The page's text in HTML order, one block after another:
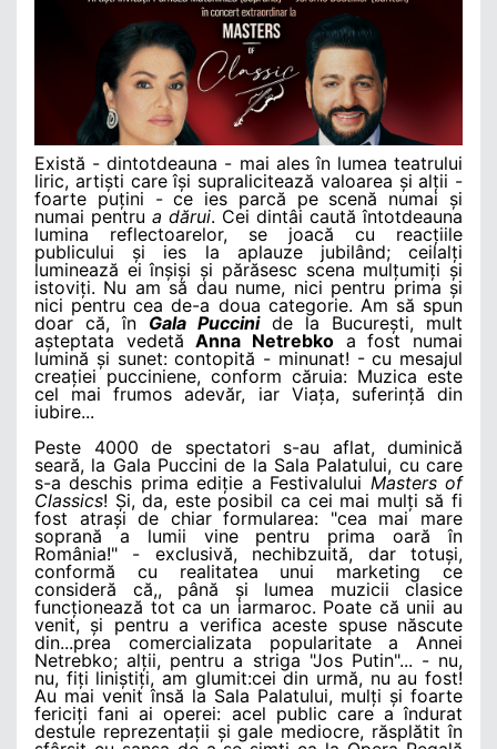
Există - dintotdeauna - mai ales în lumea teatrului
liric, artiști care își supralicitează valoarea și alții -
foarte puțini - ce ies parcă pe scenă numai și
numai pentru a dărui. Cei dintâi caută întotdeauna
lumina reflectoarelor, se joacă cu reacțiile
publicului și ies la aplauze jubilând; ceilalți
luminează ei înșiși și părăsesc scena mulțumiți și
istoviți. Nu am să dau nume, nici pentru prima și
nici pentru cea de-a doua categorie. Am să spun
doar că, în Gala Puccinide la București, mult
așteptata vedetăAnna Netrebko a fost numai
lumină și sunet: contopită - minunat! - cu mesajul
creației pucciniene, conform căruia: Muzica este
cel mai frumos adevăr, iar Viața, suferință din
iubire...
Peste 4000 de spectatori s-au aflat, duminică
seară, la Gala Puccini de la Sala Palatului, cu care
s-a deschis prima ediție a Festivalului Masters of
Classics! Și, da, este posibil ca cei mai mulți să fi
fost atrași de chiar formularea: "cea mai mare
soprană a lumii vine pentru prima oară în
România!" - exclusivă, nechibzuită, dar totuși,
conformă cu realitatea unui marketing ce
consideră că,, până și lumea muzicii clasice
funcționează tot ca un iarmaroc. Poate că unii au
venit, și pentru a verifica aceste spuse născute
din...prea comercializata popularitate a Annei
Netrebko; alții, pentru a striga "Jos Putin"... - nu,
nu, fiți liniștiți, am glumit:cei din urmă, nu au fost!
Au mai venit însă la Sala Palatului, mulți și foarte
fericiți fani ai operei: acel public care a îndurat
destule reprezentații și gale mediocre, răsplătit în